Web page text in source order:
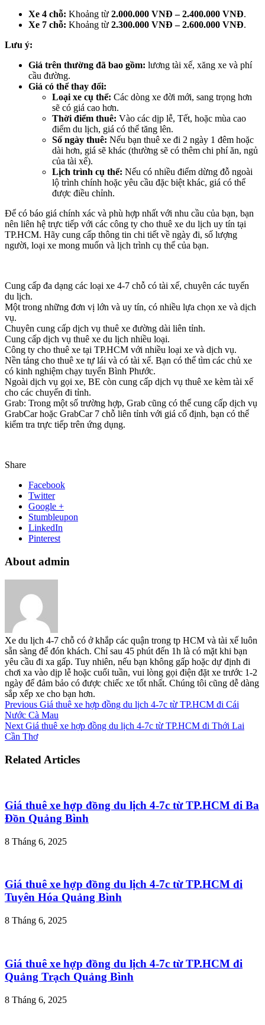
Xe 4 chỗ: Khoảng từ 2.000.000 VNĐ – 2.400.000 VNĐ.
Xe 7 chỗ: Khoảng từ 2.300.000 VNĐ – 2.600.000 VNĐ.
Lưu ý:
Giá trên thường đã bao gồm: lương tài xế, xăng xe và phí
cầu đường.
Giá có thể thay đổi:
Loại xe cụ thể: Các dòng xe đời mới, sang trọng hơn
sẽ có giá cao hơn.
Thời điểm thuê: Vào các dịp lễ, Tết, hoặc mùa cao
điểm du lịch, giá có thể tăng lên.
Số ngày thuê: Nếu bạn thuê xe đi 2 ngày 1 đêm hoặc
dài hơn, giá sẽ khác (thường sẽ có thêm chi phí ăn, ngủ
của tài xế).
Lịch trình cụ thể: Nếu có nhiều điểm dừng đỗ ngoài
lộ trình chính hoặc yêu cầu đặc biệt khác, giá có thể
được điều chỉnh.
Để có báo giá chính xác và phù hợp nhất với nhu cầu của bạn, bạn
nên liên hệ trực tiếp với các công ty cho thuê xe du lịch uy tín tại
TP.HCM. Hãy cung cấp thông tin chi tiết về ngày đi, số lượng
người, loại xe mong muốn và lịch trình cụ thể của bạn.
Cung cấp đa dạng các loại xe 4-7 chỗ có tài xế, chuyên các tuyến
du lịch.
Một trong những đơn vị lớn và uy tín, có nhiều lựa chọn xe và dịch
vụ.
Chuyên cung cấp dịch vụ thuê xe đường dài liên tỉnh.
Cung cấp dịch vụ thuê xe du lịch nhiều loại.
Công ty cho thuê xe tại TP.HCM với nhiều loại xe và dịch vụ.
Nền tảng cho thuê xe tự lái và có tài xế. Bạn có thể tìm các chủ xe
có kinh nghiệm chạy tuyến Bình Phước.
Ngoài dịch vụ gọi xe, BE còn cung cấp dịch vụ thuê xe kèm tài xế
cho các chuyến đi tỉnh.
Grab: Trong một số trường hợp, Grab cũng có thể cung cấp dịch vụ
GrabCar hoặc GrabCar 7 chỗ liên tỉnh với giá cố định, bạn có thể
kiểm tra trực tiếp trên ứng dụng.
Share
Facebook
Twitter
Google +
Stumbleupon
LinkedIn
Pinterest
About admin
Xe du lịch 4-7 chỗ có ở khắp các quận trong tp HCM và tài xế luôn
sẵn sàng để đón khách. Chỉ sau 45 phút đến 1h là có mặt khi bạn
yêu cầu đi xa gấp. Tuy nhiên, nếu bạn không gấp hoặc dự định đi
chơi xa vào dịp lễ hoặc cuối tuần, vui lòng gọi điện đặt xe trước 1-2
ngày để đảm bảo có được chiếc xe tốt nhất. Chúng tôi cũng dễ dàng
sắp xếp xe cho bạn hơn.
Previous Giá thuê xe hợp đồng du lịch 4-7c từ TP.HCM đi Cái
Nước Cà Mau
Next Giá thuê xe hợp đồng du lịch 4-7c từ TP.HCM đi Thới Lai
Cần Thơ
Related Articles
Giá thuê xe hợp đồng du lịch 4-7c từ TP.HCM đi Ba
Đồn Quảng Bình
8 Tháng 6, 2025
Giá thuê xe hợp đồng du lịch 4-7c từ TP.HCM đi
Tuyên Hóa Quảng Bình
8 Tháng 6, 2025
Giá thuê xe hợp đồng du lịch 4-7c từ TP.HCM đi
Quảng Trạch Quảng Bình
8 Tháng 6, 2025